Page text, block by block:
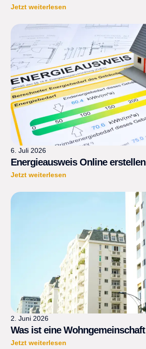
Jetzt weiterlesen
6. Juli 2026
Energieausweis Online erstellen
Jetzt weiterlesen
2. Juni 2026
Was ist eine Wohngemeinschaft
Jetzt weiterlesen